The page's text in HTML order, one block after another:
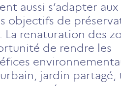
aussi s’adapter aux
objectifs de
renaturation des
de rendre les
jardin partagé,